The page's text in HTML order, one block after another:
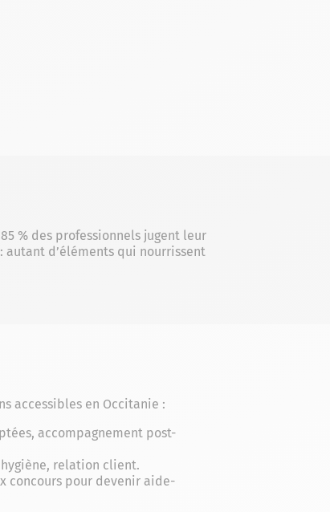
% des professionnels jugent leur
: autant d’éléments qui nourrissent
accessibles en Occitanie :
accompagnement post-
relation client.
concours pour devenir aide-